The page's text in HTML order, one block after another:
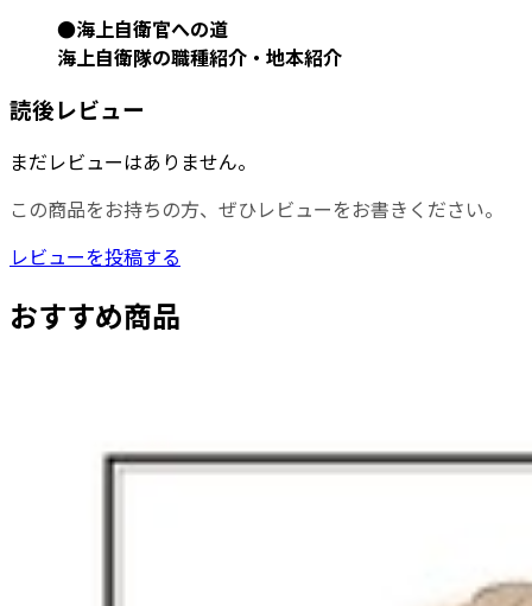
●海上自衛官への道
海上自衛隊の職種紹介・地本紹介
読後レビュー
まだレビューはありません。
この商品をお持ちの方、ぜひレビューをお書きください。
レビューを投稿する
おすすめ商品